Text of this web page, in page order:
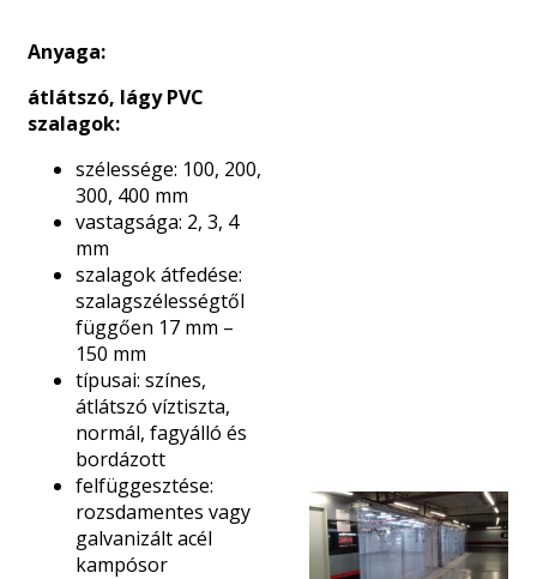
Anyaga:
átlátszó, lágy PVC
szalagok:
szélessége: 100, 200,
300, 400 mm
vastagsága: 2, 3, 4
mm
szalagok átfedése:
szalagszélességtől
függően 17 mm –
150 mm
típusai: színes,
átlátszó víztiszta,
normál, fagyálló és
bordázott
felfüggesztése:
rozsdamentes vagy
galvanizált acél
kampósor